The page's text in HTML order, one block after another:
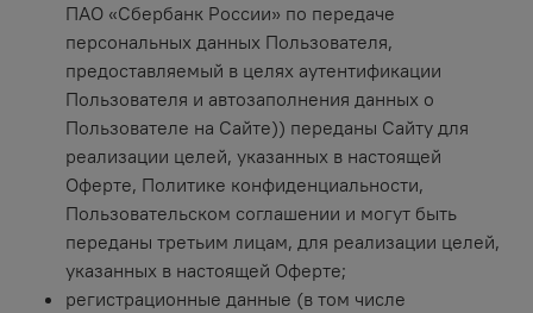
ПАО «Сбербанк России» по передаче
персональных данных Пользователя,
предоставляемый в целях аутентификации
Пользователя и автозаполнения данных о
Пользователе на Сайте)) переданы Сайту для
реализации целей, указанных в настоящей
Оферте, Политике конфиденциальности,
Пользовательском соглашении и могут быть
переданы третьим лицам, для реализации целей,
указанных в настоящей Оферте;
регистрационные данные (в том числе